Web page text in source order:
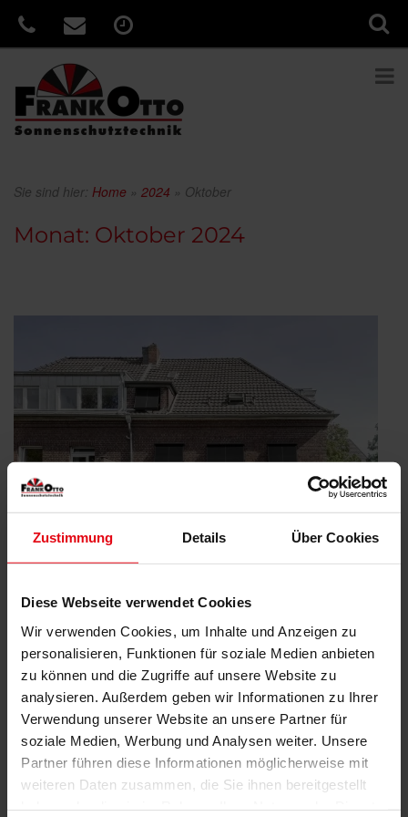
Zustimmung Details Über Cookies
Diese Webseite verwendet Cookies
Wir verwenden Cookies, um Inhalte und Anzeigen zu
personalisieren, Funktionen für soziale Medien anbieten
zu können und die Zugriffe auf unsere Website zu
analysieren. Außerdem geben wir Informationen zu Ihrer
Verwendung unserer Website an unsere Partner für
soziale Medien, Werbung und Analysen weiter. Unsere
Partner führen diese Informationen möglicherweise mit
weiteren Daten zusammen, die Sie ihnen bereitgestellt
Sie sind hier: Home » 2024 » Oktober
Monat: Oktober 2024
Förderung für Ihre Sanierung Teil 4:
Steuerliche Förderung
Veröffentlicht
am
14. Oktober 2024
BEG EM, iSFP und KfW Förderung: In unserer Themen-Serie
haben wir bereits 3 Fördermöglichkeiten präsentiert. Die vierte
und letzte Option ist die steuerliche Förderung. Für die